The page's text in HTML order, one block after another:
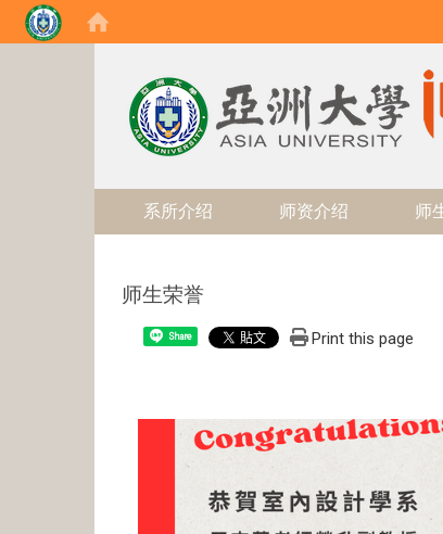
系所介绍 师资介绍 师
师生荣誉
Share Print this page